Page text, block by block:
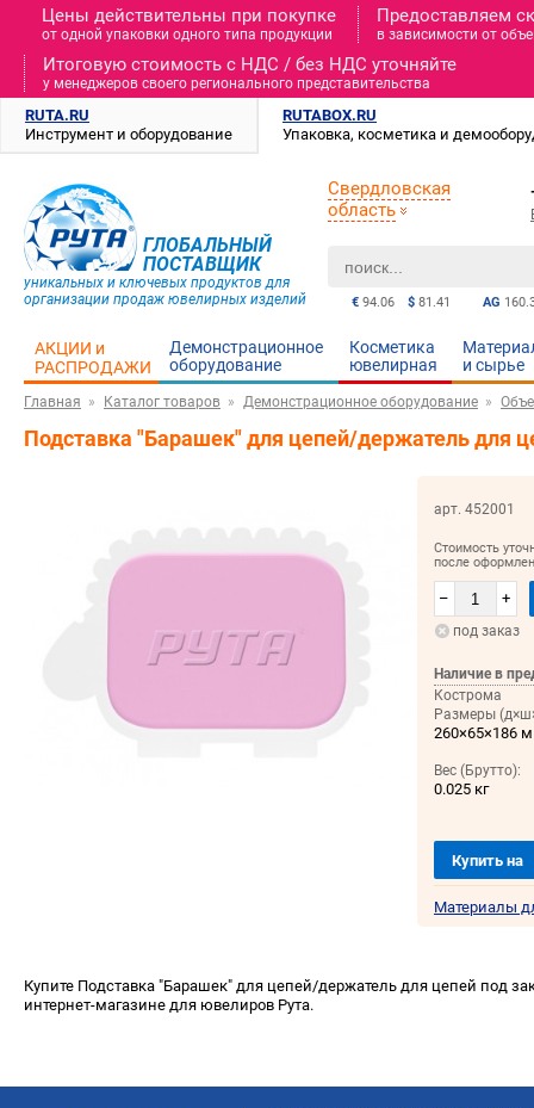
Цены действительны при покупке
от одной упаковки одного типа продукции
Предоставляем
в зависимости от
Итоговую стоимость c НДС / без НДС уточняйте
у менеджеров своего регионального представительства
RUTA.RU
Инструмент и оборудование
RUTABOX.RU
Упаковка, косметика и
ГЛОБАЛЬНЫЙ
ПОСТАВЩИК
уникальных и ключевых продуктов для
организации продаж ювелирных изделий
AG
€ 94.06 $ 81.41
Свердловская
область
АКЦИИ и
РАСПРОДАЖИ
Демонстрационное
оборудование
Косметика
ювелирная
и cырье
Главная Каталог товаров Демонстрационное оборудование
Подставка "Барашек" для цепей/держатель для
арт. 452001
Стоимость
после
– +
под заказ
Наличие в
Кострома
Размеры
260×65×186
Вес (Брутто):
0.025 кг
Купить на
Материалы
Купите Подставка "Барашек" для цепей/держатель для цепей под
интернет-магазине для ювелиров Рута.